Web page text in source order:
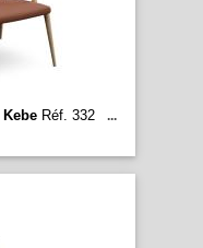
KebeRéf. 332
...